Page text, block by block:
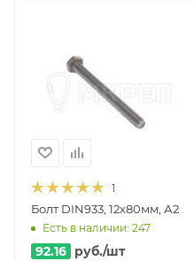
1
Болт DIN933, 12х80мм, А2
Есть в наличии: 247
92.16 руб./шт